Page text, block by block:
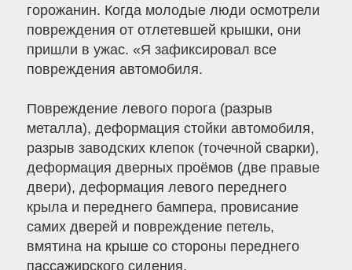
горожанин. Когда молодые люди осмотрели
повреждения от отлетевшей крышки, они
пришли в ужас. «Я зафиксировал все
повреждения автомобиля.
Повреждение левого порога (разрыв
металла), деформация стойки автомобиля,
разрыв заводских клепок (точечной сварки),
деформация дверных проёмов (две правые
двери), деформация левого переднего
крыла и переднего бампера, провисание
самих дверей и повреждение петель,
вмятина на крыше со стороны переднего
пассажирского сидения.